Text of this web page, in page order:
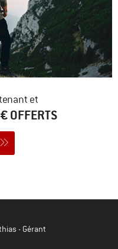
et
OFFERTS
- Gérant